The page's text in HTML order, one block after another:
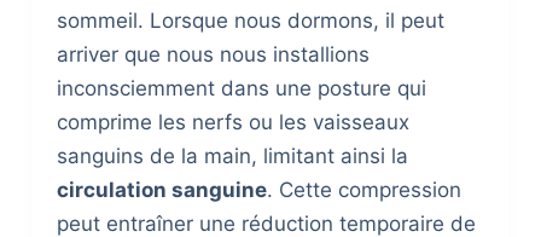
sommeil. Lorsque nous dormons, il peut
arriver que nous nous installions
inconsciemment dans une posture qui
comprime les nerfs ou les vaisseaux
sanguins de la main, limitant ainsi la
circulation sanguine. Cette compression
peut entraîner une réduction temporaire de